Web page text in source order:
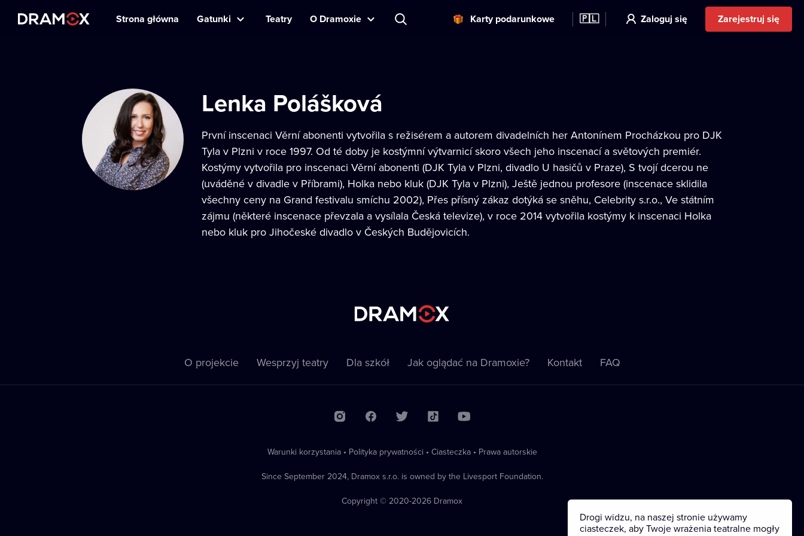
Strona główna Gatunki Teatry O Dramoxie Karty podarunkowe 🇵🇱 Zaloguj się Zarejestruj się
Lenka Polášková
První inscenaci Věrní abonenti vytvořila s režisérem a autorem divadelních her Antonínem Procházkou pro DJK
Tyla v Plzni v roce 1997. Od té doby je kostýmní výtvarnicí skoro všech jeho inscenací a světových premiér.
Kostýmy vytvořila pro inscenaci Věrní abonenti (DJK Tyla v Plzni, divadlo U hasičů v Praze), S tvojí dcerou ne
(uváděné v divadle v Příbrami), Holka nebo kluk (DJK Tyla v Plzni), Ještě jednou profesore (inscenace sklidila
všechny ceny na Grand festivalu smíchu 2002), Přes přísný zákaz dotýká se sněhu, Celebrity s.r.o., Ve státním
zájmu (některé inscenace převzala a vysílala Česká televize), v roce 2014 vytvořila kostýmy k inscenaci Holka
nebo kluk pro Jihočeské divadlo v Českých Budějovicích.
O projekcie Wesprzyj teatry Dla szkół Jak oglądać na Dramoxie? Kontakt FAQ
Warunki korzystania • Polityka prywatności • Ciasteczka• Prawa autorskie
Since September 2024, Dramox s.r.o. is owned by the Livesport Foundation.
Copyright © 2020-2026 Dramox
Drogi widzu, na naszej stronie używamy
ciasteczek, aby Twoje wrażenia teatralne mogły